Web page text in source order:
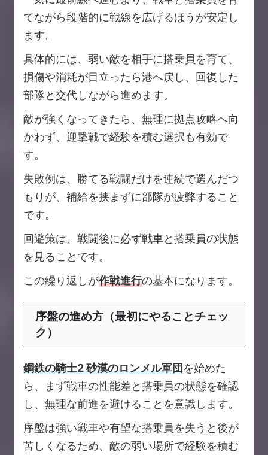
てながら段階的に戦線を広げるほうが安定し
ます。
具体的には、弱い敵を相手に搭乗員を育て、
損傷や消耗が目立ったら港へ戻し、回復した
部隊と交代しながら進めます。
敵が強くなってきたら、無理に拠点攻略へ向
かわず、迎撃戦で経験を積む選択も有効で
す。
失敗例は、勝てる戦闘だけを連続で選んだつ
もりが、補給を挟まずに部隊が疲弊すること
です。
回避策は、戦闘後に必ず戦車と搭乗員の状態
を見ることです。
この繰り返しが作戦進行の基本になります。
序盤の進め方（最初にやることチェッ
ク）
鋼鉄の騎士2 砂漠のロンメル軍団を始めた
ら、まず戦車の性能差と搭乗員の状態を確認
し、無理な前進を避けることを意識します。
序盤は強い戦車や有望な搭乗員を失うと後が
苦しくなるため、敵の弱い場所で経験を積む